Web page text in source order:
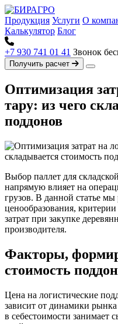
Продукция Услуги О
Калькулятор Блог
+7 930 741 01 41 Звонок
Получить расчет
Оптимизация
тару: из чего
поддонов
Выбор паллет для
напрямую влияет на
грузов. В данной статье
ценообразования,
затрат при закупке
производителя.
Факторы,
стоимость
Цена на логистические
зависит от динамики
в себестоимости занимает